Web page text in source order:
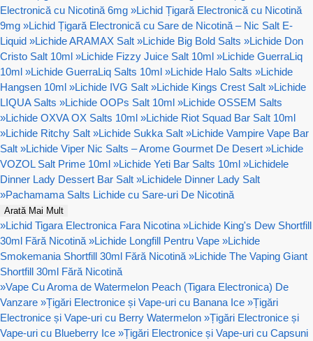
Electronică cu Nicotină 6mg »Lichid Țigară Electronică cu Nicotină
9mg »Lichid Țigară Electronică cu Sare de Nicotină – Nic Salt E-
Liquid »Lichide ARAMAX Salt »Lichide Big Bold Salts »Lichide Don
Cristo Salt 10ml »Lichide Fizzy Juice Salt 10ml »Lichide GuerraLiq
10ml »Lichide GuerraLiq Salts 10ml »Lichide Halo Salts »Lichide
Hangsen 10ml »Lichide IVG Salt »Lichide Kings Crest Salt »Lichide
LIQUA Salts »Lichide OOPs Salt 10ml »Lichide OSSEM Salts
»Lichide OXVA OX Salts 10ml »Lichide Riot Squad Bar Salt 10ml
»Lichide Ritchy Salt »Lichide Sukka Salt »Lichide Vampire Vape Bar
Salt »Lichide Viper Nic Salts – Arome Gourmet De Desert »Lichide
VOZOL Salt Prime 10ml »Lichide Yeti Bar Salts 10ml »Lichidele
Dinner Lady Dessert Bar Salt »Lichidele Dinner Lady Salt
»Pachamama Salts Lichide cu Sare-uri De Nicotină
Arată Mai Mult
»Lichid Tigara Electronica Fara Nicotina »Lichide King's Dew Shortfill
30ml Fără Nicotină »Lichide Longfill Pentru Vape »Lichide
Smokemania Shortfill 30ml Fără Nicotină »Lichide The Vaping Giant
Shortfill 30ml Fără Nicotină
»Vape Cu Aroma de Watermelon Peach (Tigara Electronica) De
Vanzare »Țigări Electronice și Vape-uri cu Banana Ice »Țigări
Electronice și Vape-uri cu Berry Watermelon »Țigări Electronice și
Vape-uri cu Blueberry Ice »Țigări Electronice și Vape-uri cu Capsuni